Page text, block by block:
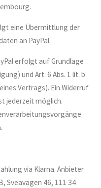
eine Übermittlung der
an PayPal.
erfolgt auf Grundlage
und Art. 6 Abs. 1 lit. b
Vertrags). Ein Widerruf
jederzeit möglich.
via Klarna. Anbieter
Sveavägen 46, 111 34